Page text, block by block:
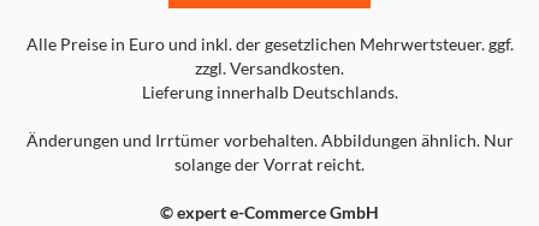
Alle Preise in Euro und inkl. der gesetzlichen Mehrwertsteuer. ggf.
zzgl. Versandkosten.
Lieferung innerhalb Deutschlands.
Änderungen und Irrtümer vorbehalten. Abbildungen ähnlich. Nur
solange der Vorrat reicht.
© expert e-Commerce GmbH